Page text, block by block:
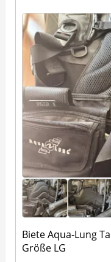
Biete Aqua-Lung
Größe LG